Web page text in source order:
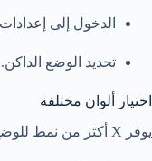
الدخول إلى
تحديد الوضع الداكن.
اختيار ألوان مختلفة
يوفر X أكثر من نمط للوضع الداكن.